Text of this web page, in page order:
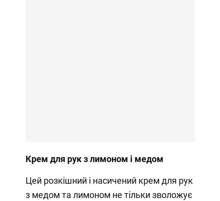
Крем для рук з лимоном і медом
Цей розкішний і насичений крем для рук
з медом та лимоном не тільки зволожує